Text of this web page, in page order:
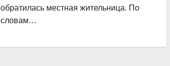
обратилась местная жительница. По
словам…